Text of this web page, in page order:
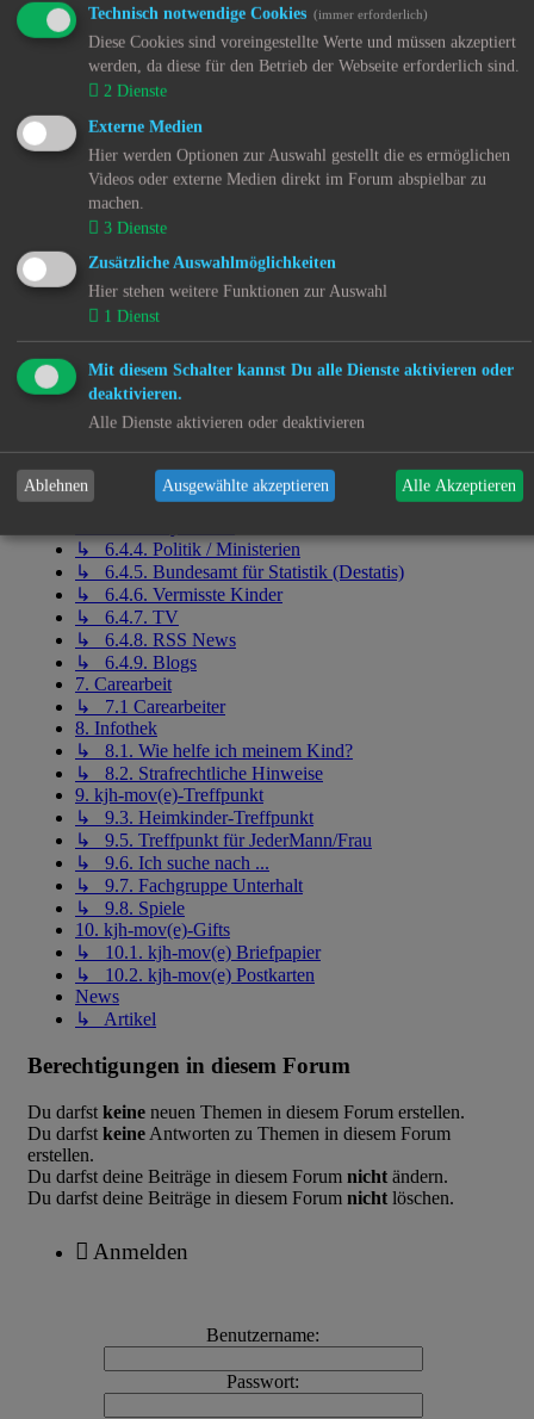
↳ 6.1.9. Regionale Nachrichten - Niedersachsen (NI)
↳ 6.1.10. Regionale Nachrichten - Nordrhein-
Westfalen (NW)
↳ 6.1.11. Regionale Nachrichten - Rheinland-Pfalz
(RP)
↳ 6.1.12. Regionale Nachrichten - Saarland (SL)
↳ 6.1.13. Regionale Nachrichten - Sachsen (SN)
↳ 6.1.14. Regionale Nachrichten - Sachsen-Anhalt
(ST)
↳ 6.1.15. Regionale Nachrichten - Schleswig-Holstein
(SH)
↳ 6.1.16. Regionale Nachrichten - Thüringen (TH)
↳ 6.1.17. Überregionale Nachrichten -
Bundesrepublik Deutschland (DE)
↳ 6.1.18. Nachrichten aus dem Ausland - Österreich
↳ 6.1.19. Nachrichten aus dem Ausland - Polen (PL)
↳ 6.1.20. Nachrichten aus dem Ausland - Schweiz
(CH)
↳ 6.1.21. Nachrichten aus der EU
↳ 6.4. RSS Feeds
↳ 6.4.1. Recht
↳ 6.4.2. Kinder- und Jugendhilfe
↳ 6.4.4. Politik / Ministerien
↳ 6.4.5. Bundesamt für Statistik (Destatis)
↳ 6.4.6. Vermisste Kinder
↳ 6.4.7. TV
↳ 6.4.8. RSS News
↳ 6.4.9. Blogs
7. Carearbeit
↳ 7.1 Carearbeiter
8. Infothek
↳ 8.1. Wie helfe ich meinem Kind?
↳ 8.2. Strafrechtliche Hinweise
9. kjh-mov(e)-Treffpunkt
↳ 9.3. Heimkinder-Treffpunkt
↳ 9.5. Treffpunkt für JederMann/Frau
↳ 9.6. Ich suche nach ...
↳ 9.7. Fachgruppe Unterhalt
↳ 9.8. Spiele
10. kjh-mov(e)-Gifts
↳ 10.1. kjh-mov(e) Briefpapier
↳ 10.2. kjh-mov(e) Postkarten
News
↳ Artikel
Berechtigungen in diesem Forum
Du darfst keine neuen Themen in diesem Forum erstellen.
Du darfst keine Antworten zu Themen in diesem Forum
erstellen.
Du darfst deine Beiträge in diesem Forum nicht ändern.
Du darfst deine Beiträge in diesem Forum nicht löschen.
Anmelden
Benutzername:
Passwort:
Technisch notwendige Cookies (immer erforderlich)
Diese Cookies sind voreingestellte Werte und müssen akzeptiert
werden, da diese für den Betrieb der Webseite erforderlich sind.
2 Dienste
Externe Medien
Hier werden Optionen zur Auswahl gestellt die es ermöglichen
Videos oder externe Medien direkt im Forum abspielbar zu
machen.
3 Dienste
Zusätzliche Auswahlmöglichkeiten
Hier stehen weitere Funktionen zur Auswahl
1 Dienst
Mit diesem Schalter kannst Du alle Dienste aktivieren oder
deaktivieren.
Alle Dienste aktivieren oder deaktivieren
Ablehnen Ausgewählte akzeptieren Alle Akzeptieren